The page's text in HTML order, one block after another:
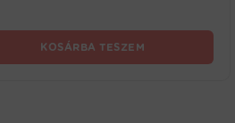
KOSÁRBA TESZEM